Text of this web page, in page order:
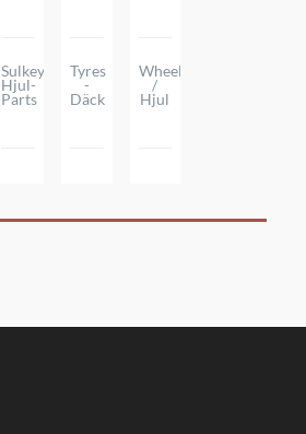
Sulkey
Hjul-
Parts
Tyres
-
Däck
Wheels
/
Hjul